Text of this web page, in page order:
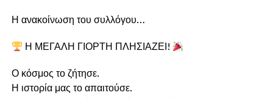
Η ανακοίνωση του συλλόγου…
Η ΜΕΓΑΛΗ ΓΙΟΡΤΗ ΠΛΗΣΙΑΖΕΙ!
Ο κόσμος το ζήτησε.
Η ιστορία μας το απαιτούσε.